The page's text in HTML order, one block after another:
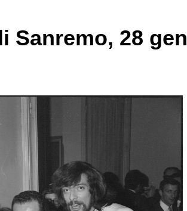
Sanremo, 28